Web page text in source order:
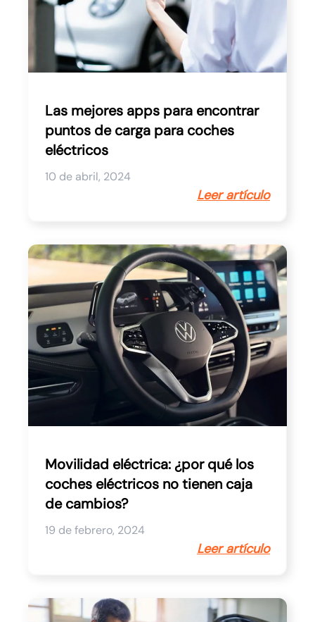
Las mejores apps para encontrar
puntos de carga para coches
eléctricos
10 de abril, 2024
Leer artículo
Movilidad eléctrica: ¿por qué los
coches eléctricos no tienen caja
de cambios?
19 de febrero, 2024
Leer artículo